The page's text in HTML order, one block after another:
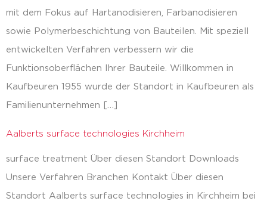
mit dem Fokus auf Hartanodisieren, Farbanodisieren
sowie Polymerbeschichtung von Bauteilen. Mit speziell
entwickelten Verfahren verbessern wir die
Funktionsoberflächen Ihrer Bauteile. Willkommen in
Kaufbeuren 1955 wurde der Standort in Kaufbeuren als
Familienunternehmen […]
Aalberts surface technologies Kirchheim
surface treatment Über diesen Standort Downloads
Unsere Verfahren Branchen Kontakt Über diesen
Standort Aalberts surface technologies in Kirchheim bei